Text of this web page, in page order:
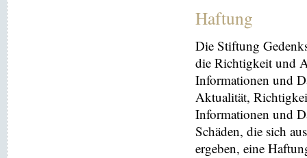
Haftung
Die Stiftung
die Richtigkeit und
Informationen und
Aktualität,
Informationen und
Schäden, die sich
ergeben, eine